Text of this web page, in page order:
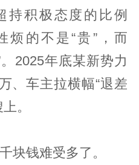
持积极态度的比例
烦的不是“贵”，而
2025年底某新势力
、车主拉横幅“退差
。
块钱难受多了。